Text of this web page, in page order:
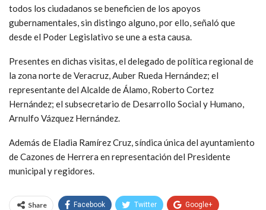
todos los ciudadanos se beneficien de los apoyos
gubernamentales, sin distingo alguno, por ello, señaló que
desde el Poder Legislativo se une a esta causa.
Presentes en dichas visitas, el delegado de política regional de
la zona norte de Veracruz, Auber Rueda Hernández; el
representante del Alcalde de Álamo, Roberto Cortez
Hernández; el subsecretario de Desarrollo Social y Humano,
Arnulfo Vázquez Hernández.
Además de Eladia Ramírez Cruz, síndica única del ayuntamiento
de Cazones de Herrera en representación del Presidente
municipal y regidores.
Share Facebook Twitter Google+